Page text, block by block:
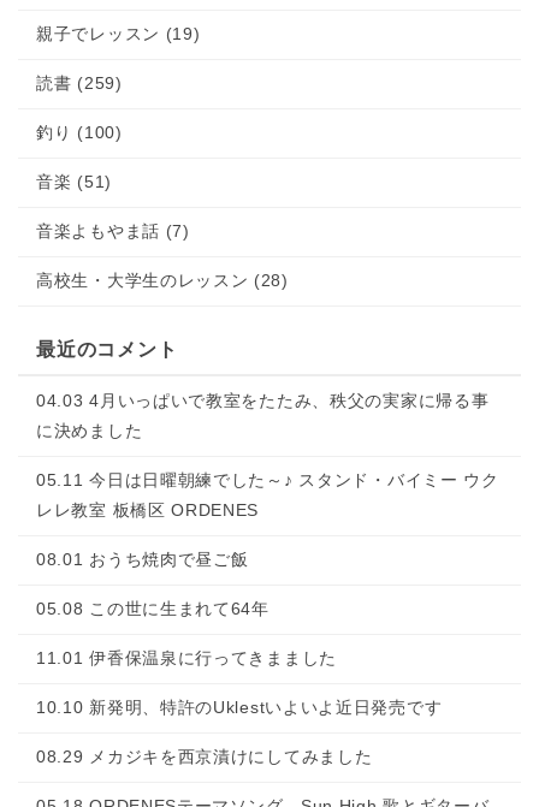
親子でレッスン (19)
読書 (259)
釣り (100)
音楽 (51)
音楽よもやま話 (7)
高校生・大学生のレッスン (28)
最近のコメント
04.03 4月いっぱいで教室をたたみ、秩父の実家に帰る事
に決めました
05.11 今日は日曜朝練でした～♪ スタンド・バイミー ウク
レレ教室 板橋区 ORDENES
08.01 おうち焼肉で昼ご飯
05.08 この世に生まれて64年
11.01 伊香保温泉に行ってきまました
10.10 新発明、特許のUklestいよいよ近日発売です
08.29 メカジキを西京漬けにしてみました